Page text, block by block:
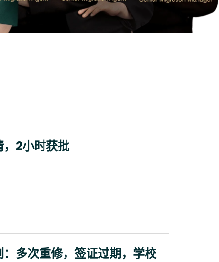
，2小时获批
多次重修，签证过期，学校